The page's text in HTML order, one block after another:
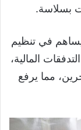
بسلاسة.
يساهم في تنظيم
المالية،
مما يرفع